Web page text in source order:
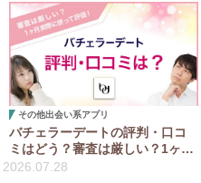
その他出会い系アプリ
バチェラーデートの評判・口コ
ミはどう？審査は厳しい？1ヶ月
実際に使って評価！
2026.07.28